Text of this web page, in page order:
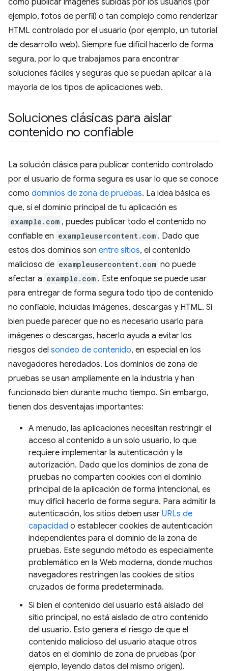
como publicar imágenes subidas por los usuarios (por
ejemplo, fotos de perfil) o tan complejo como renderizar
HTML controlado por el usuario (por ejemplo, un tutorial
de desarrollo web). Siempre fue difícil hacerlo de forma
segura, por lo que trabajamos para encontrar
soluciones fáciles y seguras que se puedan aplicar a la
mayoría de los tipos de aplicaciones web.
Soluciones clásicas para aislar
contenido no confiable
La solución clásica para publicar contenido controlado
por el usuario de forma segura es usar lo que se conoce
como dominios de zona de pruebas. La idea básica es
que, si el dominio principal de tu aplicación es
example.com , puedes publicar todo el contenido no
confiable en exampleusercontent.com . Dado que
estos dos dominios son entre sitios, el contenido
malicioso de exampleusercontent.com no puede
afectar a example.com . Este enfoque se puede usar
para entregar de forma segura todo tipo de contenido
no confiable, incluidas imágenes, descargas y HTML. Si
bien puede parecer que no es necesario usarlo para
imágenes o descargas, hacerlo ayuda a evitar los
riesgos del sondeo de contenido, en especial en los
navegadores heredados. Los dominios de zona de
pruebas se usan ampliamente en la industria y han
funcionado bien durante mucho tiempo. Sin embargo,
tienen dos desventajas importantes:
A menudo, las aplicaciones necesitan restringir el
acceso al contenido a un solo usuario, lo que
requiere implementar la autenticación y la
autorización. Dado que los dominios de zona de
pruebas no comparten cookies con el dominio
principal de la aplicación de forma intencional, es
muy difícil hacerlo de forma segura. Para admitir la
autenticación, los sitios deben usar URLs de
capacidad o establecer cookies de autenticación
independientes para el dominio de la zona de
pruebas. Este segundo método es especialmente
problemático en la Web moderna, donde muchos
navegadores restringen las cookies de sitios
cruzados de forma predeterminada.
Si bien el contenido del usuario está aislado del
sitio principal, no está aislado de otro contenido
del usuario. Esto genera el riesgo de que el
contenido malicioso del usuario ataque otros
datos en el dominio de zona de pruebas (por
ejemplo, leyendo datos del mismo origen).